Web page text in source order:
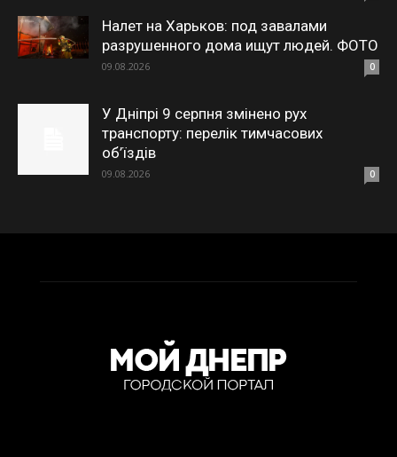
Налет на Харьков: под завалами
разрушенного дома ищут людей. ФОТО
09.08.2026 0
У Дніпрі 9 серпня змінено рух
транспорту: перелік тимчасових
об’їздів
09.08.2026 0